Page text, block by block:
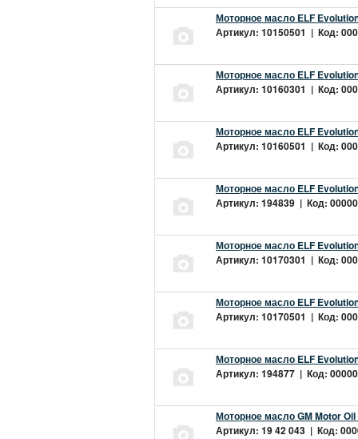
Моторное масло ELF
Артикул: 10150501 | Код:
Моторное масло ELF
Артикул: 10160301 | Код:
Моторное масло ELF
Артикул: 10160501 | Код:
Моторное масло ELF
Артикул: 194839 | Код:
Моторное масло ELF
Артикул: 10170301 | Код:
Моторное масло ELF
Артикул: 10170501 | Код:
Моторное масло ELF
Артикул: 194877 | Код:
Моторное масло GM Motor Oil
Артикул: 19 42 043 | Код: